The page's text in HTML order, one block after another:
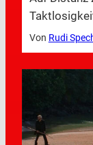
Von Rudi